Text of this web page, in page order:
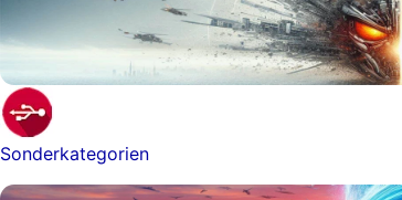
Sonderkategorien